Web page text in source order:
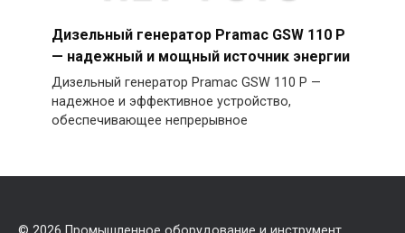
Дизельный генератор Pramac GSW 110 P
— надежный и мощный источник энергии
Дизельный генератор Pramac GSW 110 P —
надежное и эффективное устройство,
обеспечивающее непрерывное